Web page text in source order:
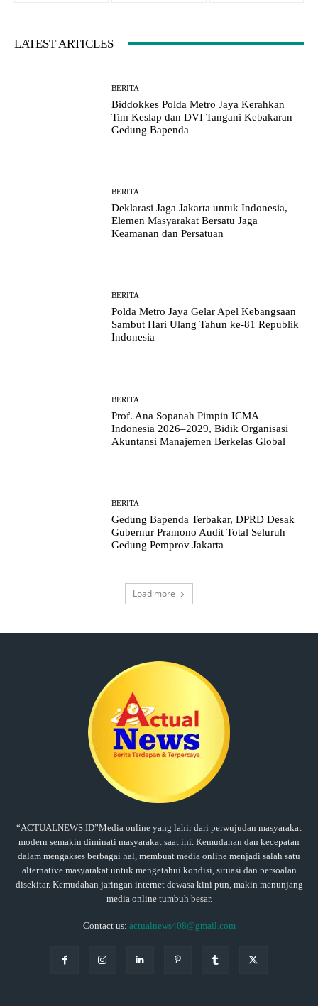
LATEST ARTICLES
BERITA
Biddokkes Polda Metro Jaya Kerahkan
Tim Keslap dan DVI Tangani Kebakaran
Gedung Bapenda
BERITA
Deklarasi Jaga Jakarta untuk Indonesia,
Elemen Masyarakat Bersatu Jaga
Keamanan dan Persatuan
BERITA
Polda Metro Jaya Gelar Apel Kebangsaan
Sambut Hari Ulang Tahun ke-81 Republik
Indonesia
BERITA
Prof. Ana Sopanah Pimpin ICMA
Indonesia 2026–2029, Bidik Organisasi
Akuntansi Manajemen Berkelas Global
BERITA
Gedung Bapenda Terbakar, DPRD Desak
Gubernur Pramono Audit Total Seluruh
Gedung Pemprov Jakarta
Load more
“ACTUALNEWS.ID”Media online yang lahir dari perwujudan masyarakat
modern semakin diminati masyarakat saat ini. Kemudahan dan kecepatan
dalam mengakses berbagai hal, membuat media online menjadi salah satu
alternative masyarakat untuk mengetahui kondisi, situasi dan persoalan
disekitar. Kemudahan jaringan internet dewasa kini pun, makin menunjang
media online tumbuh besar.
Contact us: actualnews408@gmail.com